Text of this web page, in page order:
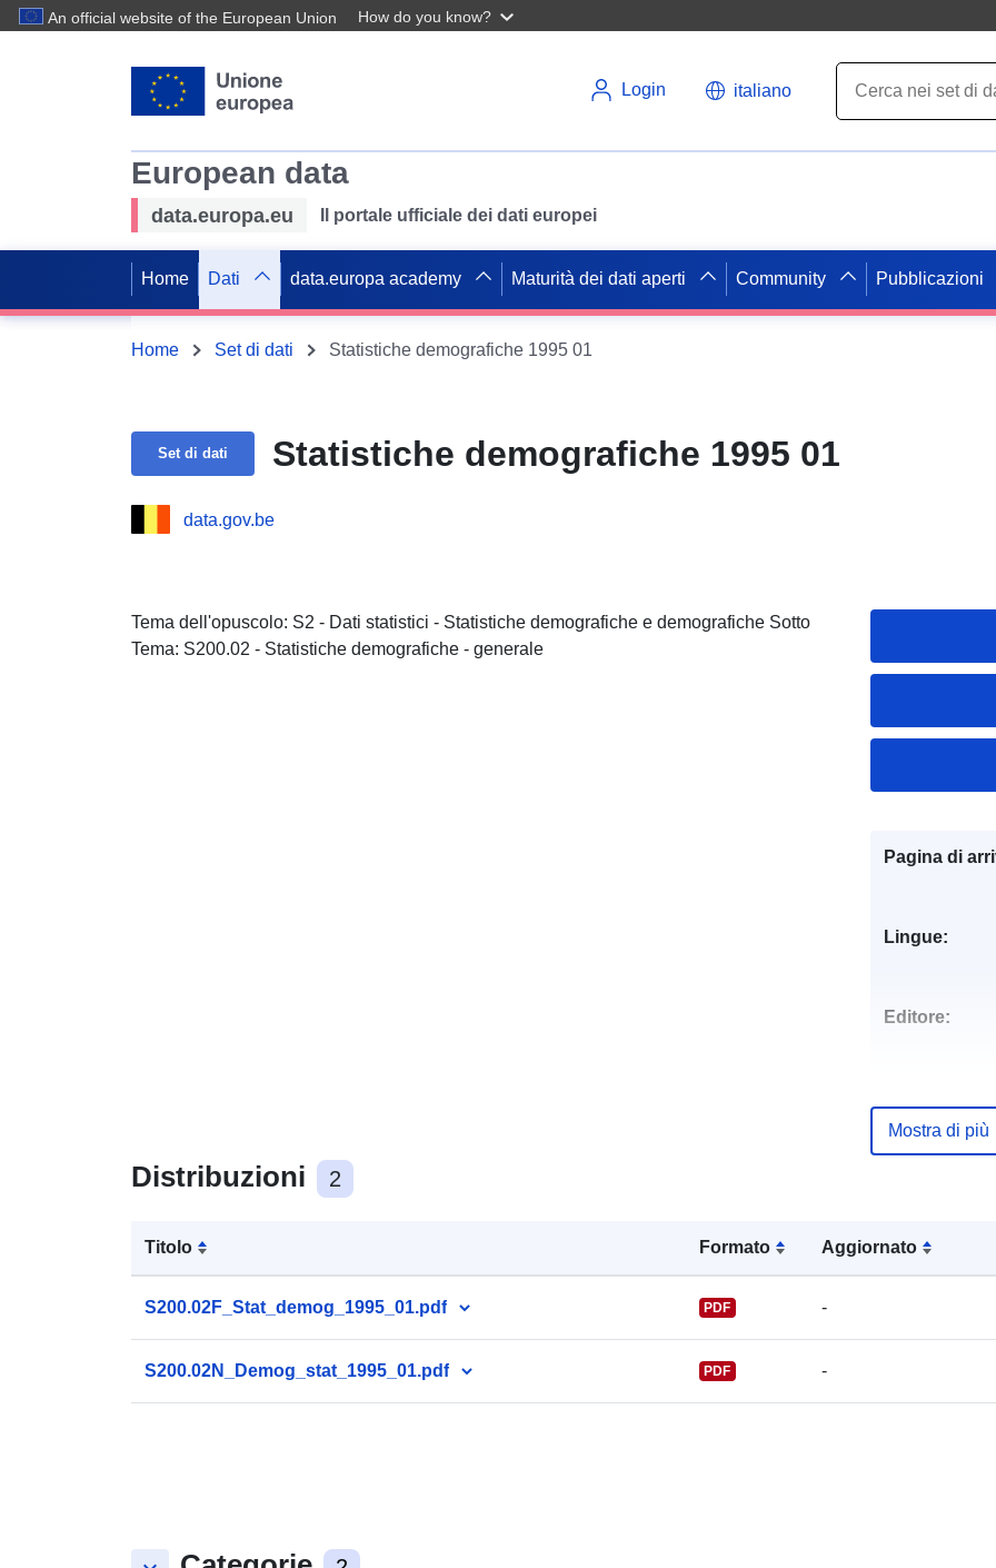
An official website of the European Union How do you know?
Login italiano
European data
data.europa.eu Il portale ufficiale dei dati europei
Home Dati data.europa academy Maturità dei dati aperti Community Pubblicazioni
Home Set di dati Statistiche demografiche 1995 01
Set di dati Statistiche demografiche 1995 01
data.gov.be
Tema dell'opuscolo: S2 - Dati statistici - Statistiche demografiche e demografiche Sotto
Tema: S200.02 - Statistiche demografiche - generale
Distribuzioni 2
Titolo Formato Aggiornato
S200.02F_Stat_demog_1995_01.pdf PDF -
S200.02N_Demog_stat_1995_01.pdf PDF -
Pagina di
Lingue:
Editore:
Mostra di più